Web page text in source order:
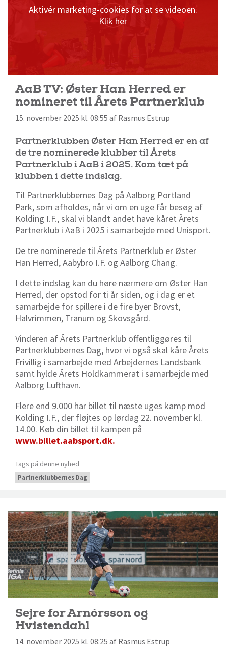
Aktivér marketing-cookies for at se videoen.
Klik her
AaB TV: Øster Han Herred er
nomineret til Årets Partnerklub
15. november 2025 kl. 08:55 af Rasmus Estrup
Partnerklubben Øster Han Herred er en af
de tre nominerede klubber til Årets
Partnerklub i AaB i 2025. Kom tæt på
klubben i dette indslag.
Til Partnerklubbernes Dag på Aalborg Portland
Park, som afholdes, når vi om en uge får besøg af
Kolding I.F., skal vi blandt andet have kåret Årets
Partnerklub i AaB i 2025 i samarbejde med Unisport.
De tre nominerede til Årets Partnerklub er Øster
Han Herred, Aabybro I.F. og Aalborg Chang.
I dette indslag kan du høre nærmere om Øster Han
Herred, der opstod for ti år siden, og i dag er et
samarbejde for spillere i de fire byer Brovst,
Halvrimmen, Tranum og Skovsgård.
Vinderen af Årets Partnerklub offentliggøres til
Partnerklubbernes Dag, hvor vi også skal kåre Årets
Frivillig i samarbejde med Arbejdernes Landsbank
samt hylde Årets Holdkammerat i samarbejde med
Aalborg Lufthavn.
Flere end 9.000 har billet til næste uges kamp mod
Kolding I.F., der fløjtes op lørdag 22. november kl.
14.00. Køb din billet til kampen på
www.billet.aabsport.dk.
Tags på denne nyhed
Partnerklubbernes Dag
Sejre for Arnórsson og
Hvistendahl
14. november 2025 kl. 08:25 af Rasmus Estrup